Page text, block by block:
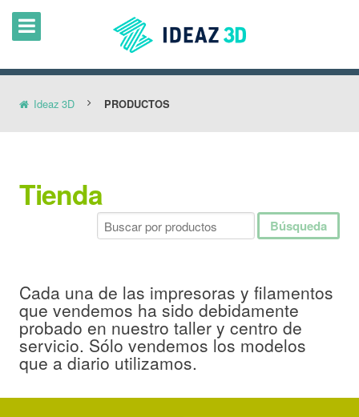
Ideaz 3D PRODUCTOS
Tienda
Cada una de las impresoras y filamentos
que vendemos ha sido debidamente
probado en nuestro taller y centro de
servicio. Sólo vendemos los modelos
que a diario utilizamos.